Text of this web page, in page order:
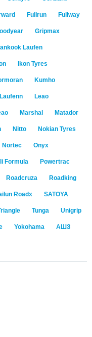
Fullrun Fullway
Gripmax
Laufen
Ikon Tyres
Kumho
Laufenn Leao
Marshal Matador
Nitto Nokian Tyres
Nortec Onyx
Formula Powertrac
Roadcruza Roadking
Roadx SATOYA
Tunga Unigrip
Yokohama АШЗ